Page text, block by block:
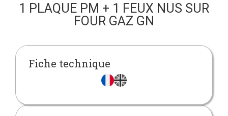
1 PLAQUE PM + 1 FEUX NUS SUR
FOUR GAZ GN
Fiche technique